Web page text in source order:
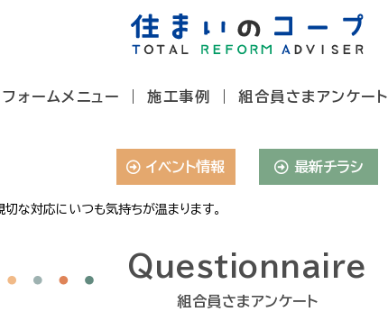
フォームメニュー 施工事例 組合員さまアンケート
イベント情報 最新チラシ
切な対応にいつも気持ちが温まります。
Questionnaire
組合員さまアンケート